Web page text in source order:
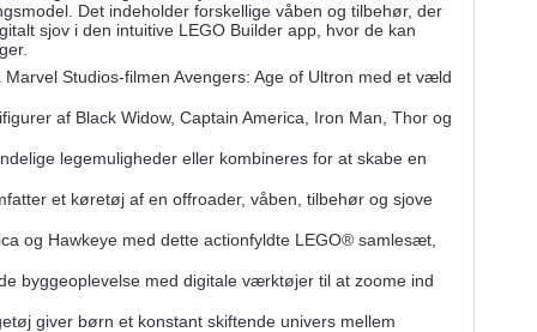
Det indeholder forskellige våben og tilbehør, der
sjov i den intuitive LEGO Builder app, hvor de kan
Studios-filmen Avengers: Age of Ultron med et væld
af Black Widow, Captain America, Iron Man, Thor og
legemuligheder eller kombineres for at skabe en
et køretøj af en offroader, våben, tilbehør og sjove
og Hawkeye med dette actionfyldte LEGO® samlesæt,
byggeoplevelse med digitale værktøjer til at zoome ind
giver børn et konstant skiftende univers mellem